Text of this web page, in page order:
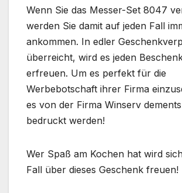
Wenn Sie das Messer-Set 8047
werden Sie damit auf jeden Fall
ankommen. In edler
überreicht, wird es jeden
erfreuen. Um es perfekt für die
Werbebotschaft ihrer Firma
es von der Firma Winserv
bedruckt werden!
Wer Spaß am Kochen hat wird
Fall über dieses Geschenk freuen!